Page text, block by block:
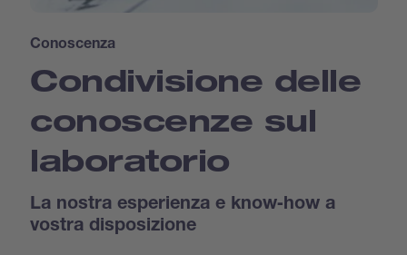
Conoscenza
Condivisione delle
conoscenze sul
laboratorio
La nostra esperienza e know‐how a
vostra disposizione